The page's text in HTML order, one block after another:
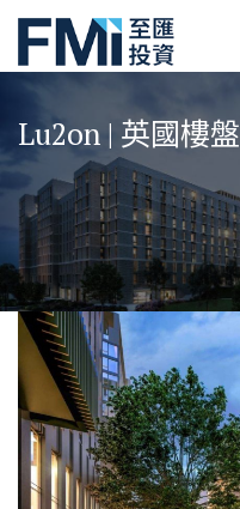
mainLu2on | 英國樓盤